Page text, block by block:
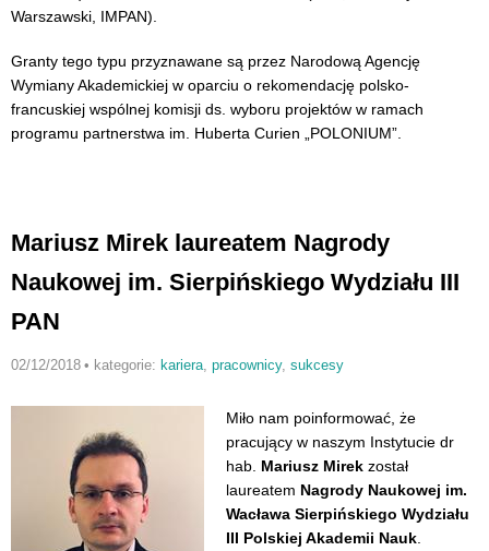
Warszawski, IMPAN).
Granty tego typu przyznawane są przez Narodową Agencję
Wymiany Akademickiej w oparciu o rekomendację polsko-
francuskiej wspólnej komisji ds. wyboru projektów w ramach
programu partnerstwa im. Huberta Curien „POLONIUM”.
Mariusz Mirek laureatem Nagrody
Naukowej im. Sierpińskiego Wydziału III
PAN
02/12/2018 • kategorie: kariera, pracownicy, sukcesy
Miło nam poinformować, że
pracujący w naszym Instytucie dr
hab. Mariusz Mirek został
laureatem Nagrody Naukowej im.
Wacława Sierpińskiego Wydziału
III Polskiej Akademii Nauk